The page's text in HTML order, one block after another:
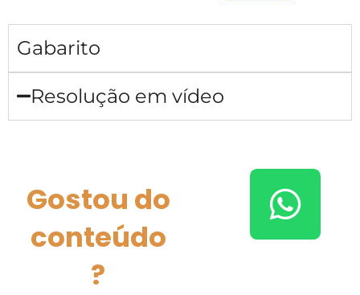
Gabarito
Resolução em vídeo
Gostou do
conteúdo
?